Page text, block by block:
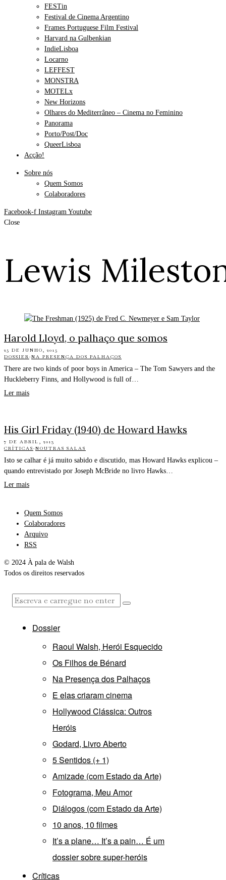
FESTin
Festival de Cinema Argentino
Frames Portuguese Film Festival
Harvard na Gulbenkian
IndieLisboa
Locarno
LEFFEST
MONSTRA
MOTELx
New Horizons
Olhares do Mediterrâneo – Cinema no Feminino
Panorama
Porto/Post/Doc
QueerLisboa
Acção!
Sobre nós
Quem Somos
Colaboradores
Facebook-f Instagram Youtube
Close
Lewis
Harold Lloyd, o palhaço que somos
25 DE JUNHO, 2015
DOSSIER·NA PRESENÇA DOS PALHAÇOS
There are two kinds of poor boys in America – The Tom Sawyers and the
Huckleberry Finns, and Hollywood is full of…
Ler mais
His Girl Friday (1940) de Howard Hawks
7 DE ABRIL, 2013
CRÍTICAS·NOUTRAS SALAS
Isto se calhar é já muito sabido e discutido, mas Howard Hawks explicou –
quando entrevistado por Joseph McBride no livro Hawks…
Ler mais
Quem Somos
Colaboradores
Arquivo
RSS
© 2024 À pala de Walsh
Todos os direitos reservados
Dossier
Raoul Walsh, Herói Esquecido
Os Filhos de Bénard
Na Presença dos Palhaços
E elas criaram cinema
Hollywood Clássica: Outros
Heróis
Godard, Livro Aberto
5 Sentidos (+ 1)
Amizade (com Estado da Arte)
Fotograma, Meu Amor
Diálogos (com Estado da Arte)
10 anos, 10 filmes
It’s a plane… It’s a pain… É um
dossier sobre super-heróis
Críticas